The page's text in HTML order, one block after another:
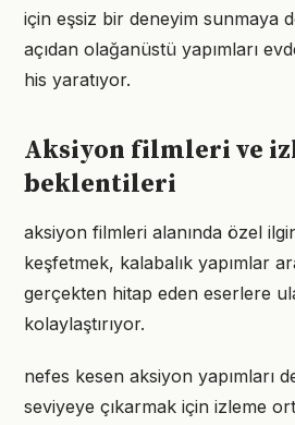
için eşsiz bir deneyim sunmaya
açıdan olağanüstü yapımları
his yaratıyor.
Aksiyon filmleri ve
beklentileri
aksiyon filmleri alanında özel
keşfetmek, kalabalık yapımlar
gerçekten hitap eden eserlere
kolaylaştırıyor.
nefes kesen aksiyon yapımları
seviyeye çıkarmak için izleme